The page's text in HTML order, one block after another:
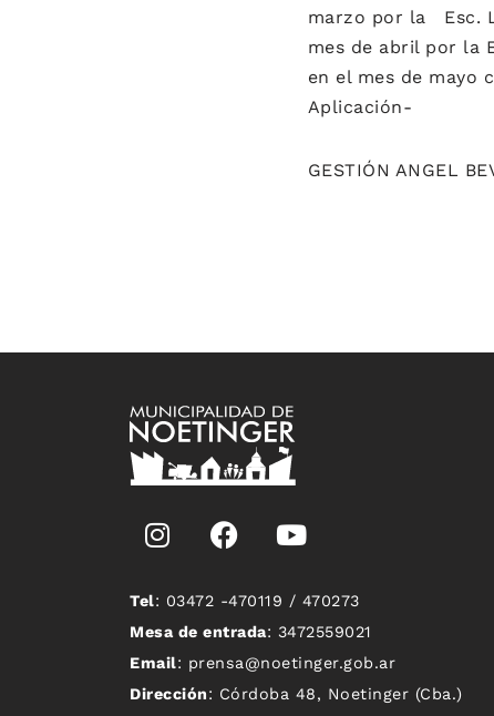
marzo por la Esc.
mes de abril por la
en el mes de mayo
Aplicación-
GESTIÓN ANGEL
Tel: 03472 -470119 / 470273
Mesa de entrada: 3472559021
Email: prensa@noetinger.gob.ar
Dirección: Córdoba 48, Noetinger (Cba.)